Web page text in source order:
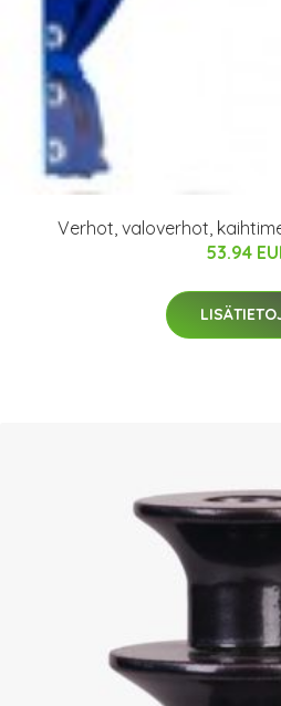
Verhot, valoverhot,
53.94